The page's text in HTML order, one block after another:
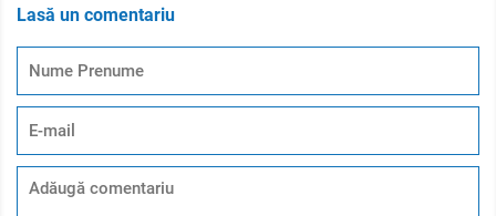
Lasă un comentariu